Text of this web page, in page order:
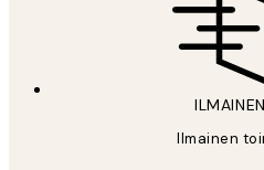
Ilmainen